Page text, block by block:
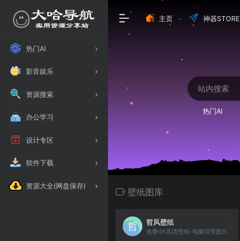
热门AI
影音娱乐
资源搜索
办公学习
设计专区
软件下载
资源大全(网盘保存)
主页 神器STORE
热门AI
壁纸图库
哲风壁纸
免费4K高清壁纸-电脑背景图片